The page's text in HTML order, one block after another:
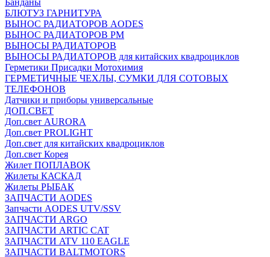
Банданы
БЛЮТУЗ ГАРНИТУРА
ВЫНОС РАДИАТОРОВ AODES
ВЫНОС РАДИАТОРОВ РМ
ВЫНОСЫ РАДИАТОРОВ
ВЫНОСЫ РАДИАТОРОВ для китайских квадроциклов
Герметики Присадки Мотохимия
ГЕРМЕТИЧНЫЕ ЧЕХЛЫ, СУМКИ ДЛЯ СОТОВЫХ
ТЕЛЕФОНОВ
Датчики и приборы универсальные
ДОП.СВЕТ
Доп.свет AURORA
Доп.свет PROLIGHT
Доп.свет для китайских квадроциклов
Доп.свет Корея
Жилет ПОПЛАВОК
Жилеты КАСКАД
Жилеты РЫБАК
ЗАПЧАСТИ AODES
Запчасти AODES UTV/SSV
ЗАПЧАСТИ ARGO
ЗАПЧАСТИ ARTIC CAT
ЗАПЧАСТИ ATV 110 EAGLE
ЗАПЧАСТИ BALTMOTORS